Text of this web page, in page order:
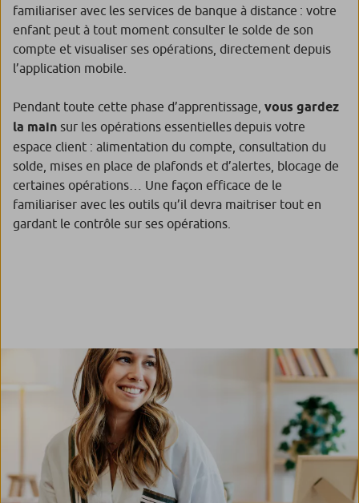
familiariser avec les services de banque à distance : votre
enfant peut à tout moment consulter le solde de son
compte et visualiser ses opérations, directement depuis
l’application mobile.
Pendant toute cette phase d’apprentissage, vous gardez
la main sur les opérations essentielles depuis votre
espace client : alimentation du compte, consultation du
solde, mises en place de plafonds et d’alertes, blocage de
certaines opérations… Une façon efficace de le
familiariser avec les outils qu’il devra maitriser tout en
gardant le contrôle sur ses opérations.